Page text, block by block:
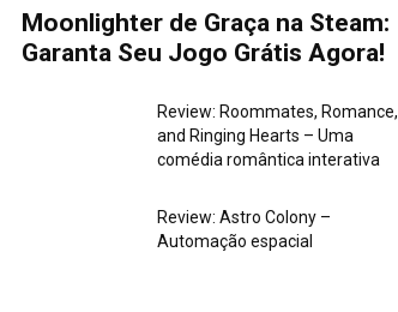
Moonlighter de Graça na Steam:
Garanta Seu Jogo Grátis Agora!
Review: Roommates, Romance,
and Ringing Hearts – Uma
comédia romântica interativa
Review: Astro Colony –
Automação espacial